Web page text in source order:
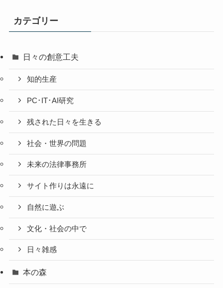
稿
カテゴリー
日々の創意工夫
知的生産
PC･IT･AI研究
残された日々を生きる
社会・世界の問題
未来の法律事務所
サイト作りは永遠に
自然に遊ぶ
文化・社会の中で
日々雑感
本の森